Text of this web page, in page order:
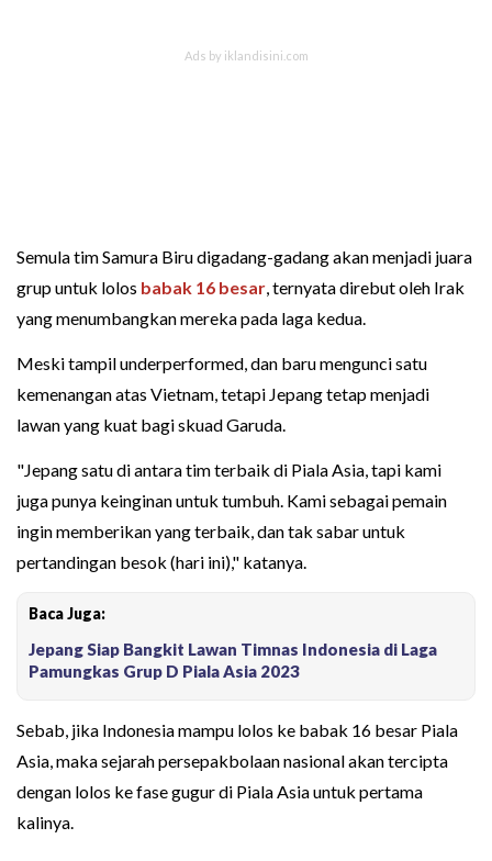
Semula tim Samura Biru digadang-gadang akan menjadi juara
grup untuk lolos babak 16 besar, ternyata direbut oleh Irak
yang menumbangkan mereka pada laga kedua.
Meski tampil underperformed, dan baru mengunci satu
kemenangan atas Vietnam, tetapi Jepang tetap menjadi
lawan yang kuat bagi skuad Garuda.
"Jepang satu di antara tim terbaik di Piala Asia, tapi kami
juga punya keinginan untuk tumbuh. Kami sebagai pemain
ingin memberikan yang terbaik, dan tak sabar untuk
pertandingan besok (hari ini)," katanya.
Baca Juga:
Jepang Siap Bangkit Lawan Timnas Indonesia di Laga
Pamungkas Grup D Piala Asia 2023
Sebab, jika Indonesia mampu lolos ke babak 16 besar Piala
Asia, maka sejarah persepakbolaan nasional akan tercipta
dengan lolos ke fase gugur di Piala Asia untuk pertama
kalinya.